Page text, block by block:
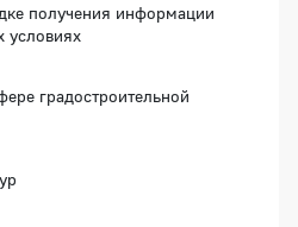
получения информации
условиях
градостроительной